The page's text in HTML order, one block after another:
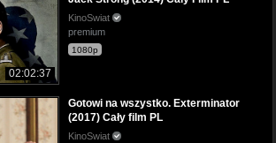
02:02:37
KinoSwiat
premium
1080p
Gotowi na wszystko. Exterminator
(2017) Cały film PL
KinoSwiat